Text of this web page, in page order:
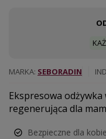
MARKA SEBORADIN
Ekspresowa odżywka
regenerująca dla
Bezpieczne dla